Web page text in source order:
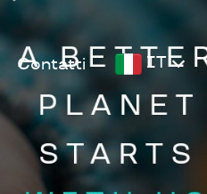
Contatti IT